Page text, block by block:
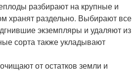
разбирают на крупные и
хранят раздельно. Выбирают все
экземпляры и удаляют из
сорта также укладывают
от остатков земли и